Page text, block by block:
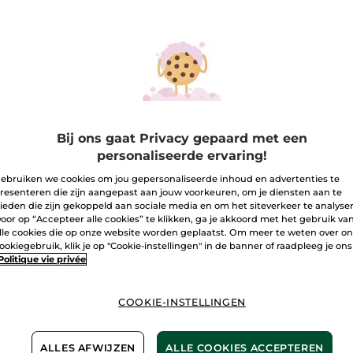
Shampoo
(629)
€
met de
Versterkende Anti-
haaruitval Shampoo
Duo
(1073)
12,99 €
WINKELMANDJE
Herstel
12,99
Ter
Bij ons gaat Privacy gepaard met een
personaliseerde ervaring!
we cookies om jou gepersonaliseerde inhoud en advertenties te
die zijn aangepast aan jouw voorkeuren, om je diensten aan te
die zijn gekoppeld aan sociale media en om het siteverkeer te
op “Accepteer alle cookies” te klikken, ga je akkoord met het gebruik van
cookies die op onze website worden geplaatst. Om meer te weten over
klik je op "Cookie-instellingen" in de banner of raadpleeg je ons
vie privée
COOKIE-INSTELLINGEN
ALLES AFWIJZEN ALLE COOKIES ACCEPTEREN